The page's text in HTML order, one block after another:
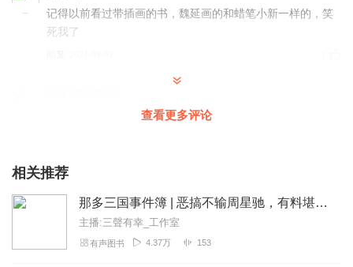
记得以前看过带插画的书，魏延画的和蜡笔小新一样的，笑
死我了
7年前每一天的等更到如今的重听，秋华老师演播的那多三国
柯基小傲
好听好听😍😍超级好听😍
查看更多评论
相关推荐
那多三国事件簿 | 恶搞不输周星驰，有料堪比易中天
主播:三聲有幸_工作室
有声图书 4.37万 153